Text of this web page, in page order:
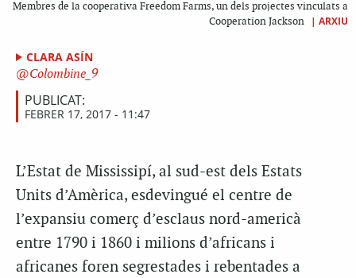
Membres de la cooperativa Freedom Farms, un dels projectes vinculats a
Cooperation Jackson
| ARXIU
CLARA ASÍN
Colombine_9
PUBLICAT:
FEBRER 17, 2017 - 11:47
L’Estat de Mississipí, al sud-est dels Estats
Units d’Amèrica, esdevingué el centre de
l’expansiu comerç d’esclaus nord-americà
entre 1790 i 1860 i milions d’africans i
africanes foren segrestades i rebentades a